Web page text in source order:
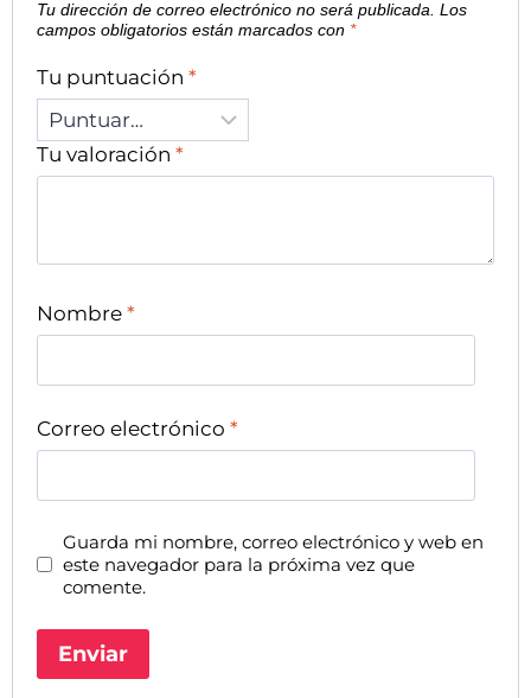
Tu dirección de correo electrónico no será publicada. Los
campos obligatorios están marcados con *
Tu puntuación *
Tu valoración *
Nombre *
Correo electrónico *
Guarda mi nombre, correo electrónico y web en
este navegador para la próxima vez que
comente.